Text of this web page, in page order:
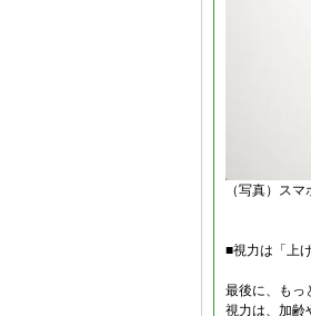
（写真）ス
■視力は「上
最後に、もっ
視力は、加齢